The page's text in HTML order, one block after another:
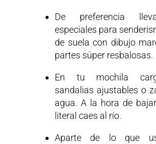
De preferencia
especiales para
de suela con dibujo
partes súper resbalosas.
En tu mochila
sandalias ajustables o
agua. A la hora de
literal caes al río.
Aparte de lo que